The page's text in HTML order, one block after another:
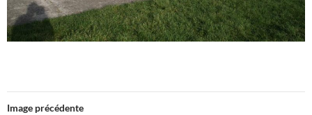
Image précédente